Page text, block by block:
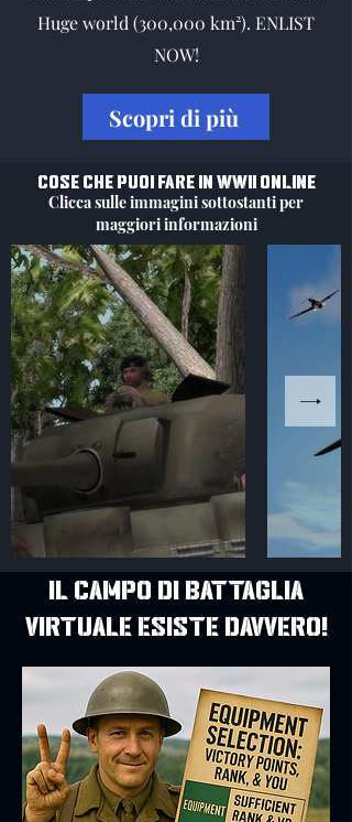
Huge world (300,000 km²). ENLIST
NOW!
Scopri di più
Cose che puoi fare in WWII Online
Clicca sulle immagini sottostanti per
maggiori informazioni
Il campo di battaglia
virtuale esiste davvero!